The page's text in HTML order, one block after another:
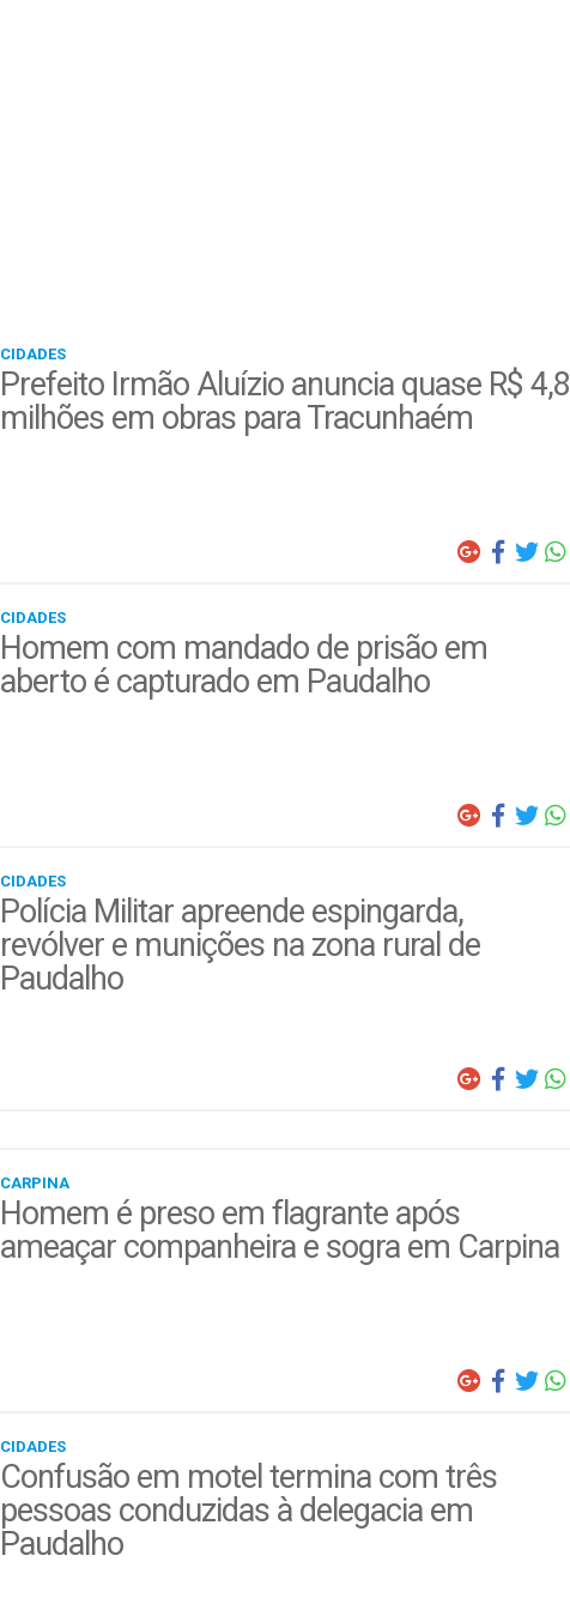
CIDADES
Prefeito Irmão Aluízio anuncia quase R$ 4,8
milhões em obras para Tracunhaém
CIDADES
Homem com mandado de prisão em
aberto é capturado em Paudalho
CIDADES
Polícia Militar apreende espingarda,
revólver e munições na zona rural de
Paudalho
CARPINA
Homem é preso em flagrante após
ameaçar companheira e sogra em Carpina
CIDADES
Confusão em motel termina com três
pessoas conduzidas à delegacia em
Paudalho